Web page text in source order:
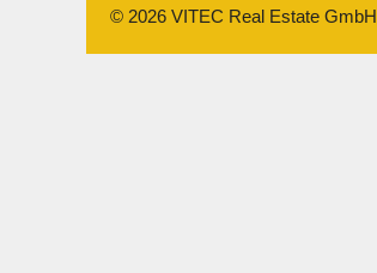
© 2026 VITEC Real Estate GmbH